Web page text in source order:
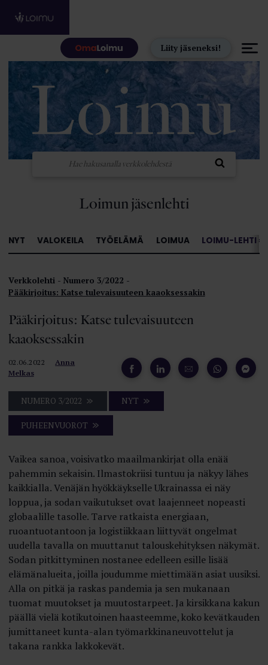
Liity jäseneksi!
Loimun jäsenlehti
NYT VALOKEILA TYÖELÄMÄ LOIMUA LOIMU-LEHTI »
Verkkolehti
Numero 3/2022
Pääkirjoitus: Katse tulevaisuuteen kaaoksessakin
Pääkirjoitus: Katse tulevaisuuteen
kaaoksessakin
02.06.2022
Anna
Melkas
NUMERO 3/2022 NYT
PUHEENVUOROT
Vaikea sanoa, voisivatko maailmankirjat olla enää
pahemmin sekaisin. Ilmastokriisi tuntuu ja näkyy lähes
kaikkialla. Venäjän hyökkäykselle Ukrainassa ei näy
loppua, ja sodan vaikutukset ovat laajenneet nopeasti
globaalille tasolle. Tarve ratkaista energiaan,
ruoantuotantoon ja logistiikkaan liittyvät ongelmat
uudella tavalla on muuttanut talouskehityksen näkymät.
Sodan pitkittyminen nostanee edelleen esille lisää
elämänalueita, joilla joudumme miettimään asiat uusiksi.
Alla on pitkä ja raskas pandemia ja sen mukanaan
tuomat muutokset ja muutostarpeet. Ja kirsikkana kakun
päällä vielä kotikutoinen haasteemme, koko kevätkauden
jumittaneet kunta-alan työmarkkinaneuvottelut ja
takana rankka lakkokevät.